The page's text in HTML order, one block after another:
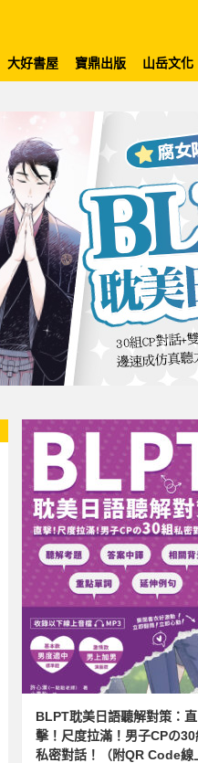
大好書屋 寶鼎出版 山岳文化
BLPT耽美日語聽解對策：直
擊！尺度拉滿！男子CPの30
私密對話！（附QR Code線